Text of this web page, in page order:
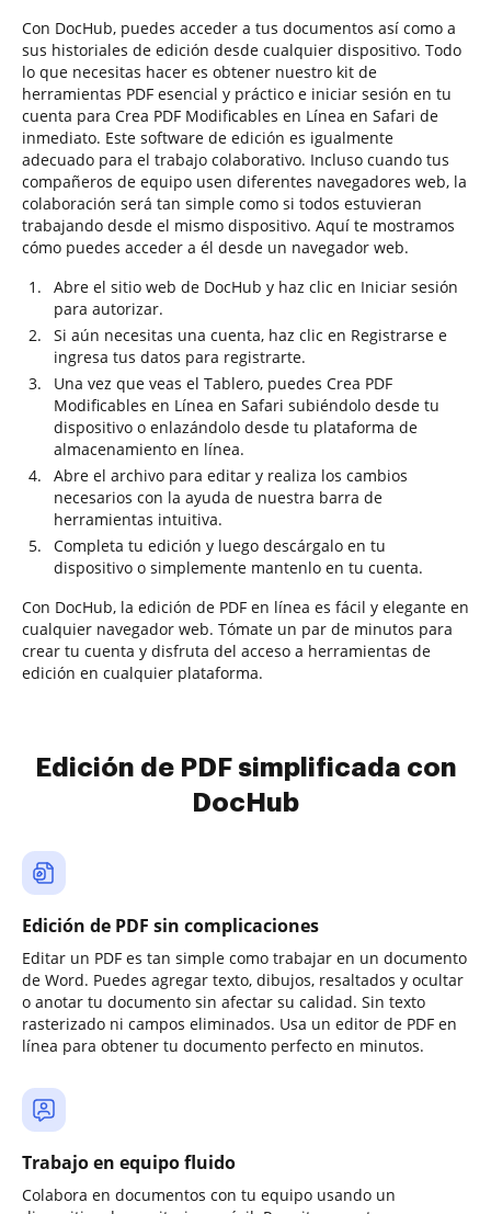
Con DocHub, puedes acceder a tus documentos así como a
sus historiales de edición desde cualquier dispositivo. Todo
lo que necesitas hacer es obtener nuestro kit de
herramientas PDF esencial y práctico e iniciar sesión en tu
cuenta para Crea PDF Modificables en Línea en Safari de
inmediato. Este software de edición es igualmente
adecuado para el trabajo colaborativo. Incluso cuando tus
compañeros de equipo usen diferentes navegadores web, la
colaboración será tan simple como si todos estuvieran
trabajando desde el mismo dispositivo. Aquí te mostramos
cómo puedes acceder a él desde un navegador web.
Abre el sitio web de DocHub y haz clic en Iniciar sesión
para autorizar.
Si aún necesitas una cuenta, haz clic en Registrarse e
ingresa tus datos para registrarte.
Una vez que veas el Tablero, puedes Crea PDF
Modificables en Línea en Safari subiéndolo desde tu
dispositivo o enlazándolo desde tu plataforma de
almacenamiento en línea.
Abre el archivo para editar y realiza los cambios
necesarios con la ayuda de nuestra barra de
herramientas intuitiva.
Completa tu edición y luego descárgalo en tu
dispositivo o simplemente mantenlo en tu cuenta.
Con DocHub, la edición de PDF en línea es fácil y elegante en
cualquier navegador web. Tómate un par de minutos para
crear tu cuenta y disfruta del acceso a herramientas de
edición en cualquier plataforma.
Edición de PDF simplificada con
DocHub
Edición de PDF sin complicaciones
Editar un PDF es tan simple como trabajar en un documento
de Word. Puedes agregar texto, dibujos, resaltados y ocultar
o anotar tu documento sin afectar su calidad. Sin texto
rasterizado ni campos eliminados. Usa un editor de PDF en
línea para obtener tu documento perfecto en minutos.
Trabajo en equipo fluido
Colabora en documentos con tu equipo usando un